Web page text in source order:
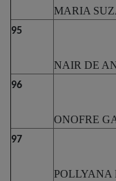
MARIA
95
NAIR DE
96
ONOFRE
97
POLLYANA